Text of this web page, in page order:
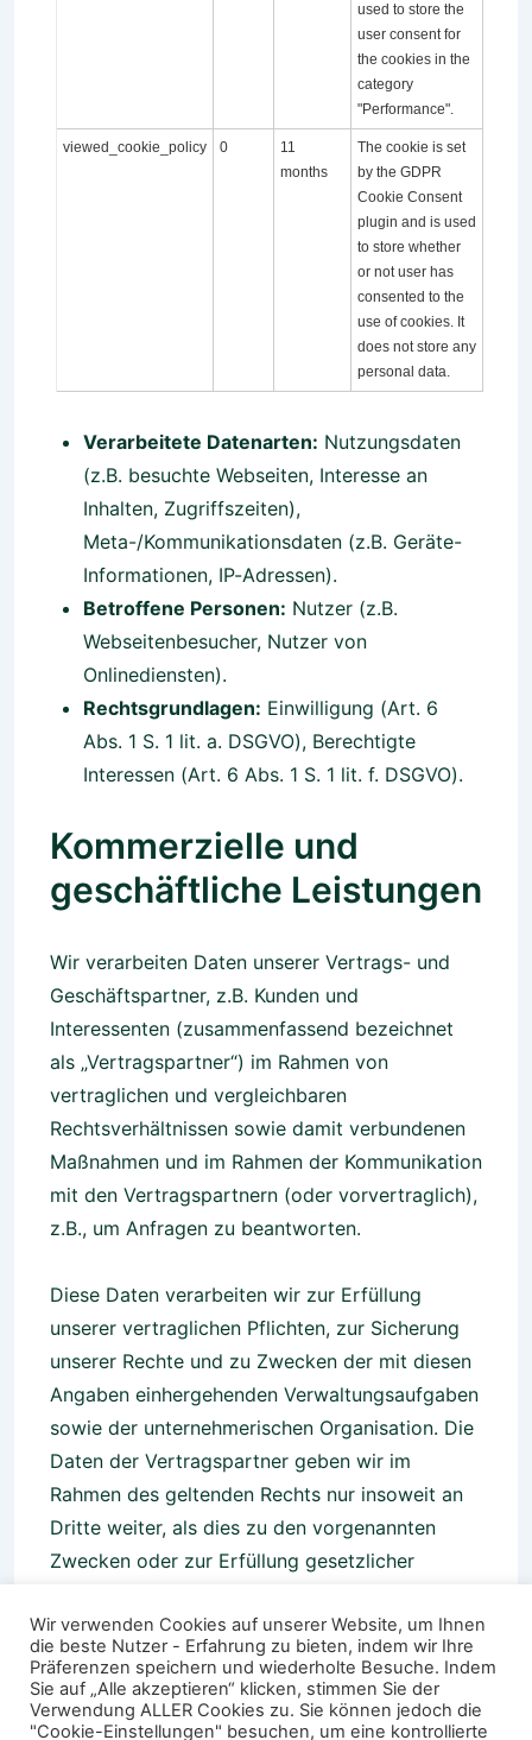
used to store the
user consent for
the cookies in the
category
"Performance".
viewed_cookie_policy 0
11
months
The cookie is set
by the GDPR
Cookie Consent
plugin and is used
to store whether
or not user has
consented to the
use of cookies. It
does not store any
personal data.
Verarbeitete Datenarten: Nutzungsdaten
(z.B. besuchte Webseiten, Interesse an
Inhalten, Zugriffszeiten),
Meta-/Kommunikationsdaten (z.B. Geräte-
Informationen, IP-Adressen).
Betroffene Personen: Nutzer (z.B.
Webseitenbesucher, Nutzer von
Onlinediensten).
Rechtsgrundlagen: Einwilligung (Art. 6
Abs. 1 S. 1 lit. a. DSGVO), Berechtigte
Interessen (Art. 6 Abs. 1 S. 1 lit. f. DSGVO).
Kommerzielle und
geschäftliche Leistungen
Wir verarbeiten Daten unserer Vertrags- und
Geschäftspartner, z.B. Kunden und
Interessenten (zusammenfassend bezeichnet
als „Vertragspartner“) im Rahmen von
vertraglichen und vergleichbaren
Rechtsverhältnissen sowie damit verbundenen
Maßnahmen und im Rahmen der Kommunikation
mit den Vertragspartnern (oder vorvertraglich),
z.B., um Anfragen zu beantworten.
Diese Daten verarbeiten wir zur Erfüllung
unserer vertraglichen Pflichten, zur Sicherung
unserer Rechte und zu Zwecken der mit diesen
Angaben einhergehenden Verwaltungsaufgaben
sowie der unternehmerischen Organisation. Die
Daten der Vertragspartner geben wir im
Rahmen des geltenden Rechts nur insoweit an
Dritte weiter, als dies zu den vorgenannten
Zwecken oder zur Erfüllung gesetzlicher
der betroffenen Personen erfolgt (z.B. an
beteiligte Telekommunikations-, Transport- und
sonstige Hilfsdienste sowie Subunternehmer,
Banken, Steuer- und Rechtsberater,
Wir verwenden Cookies auf unserer Website, um Ihnen
die beste Nutzer - Erfahrung zu bieten, indem wir Ihre
Präferenzen speichern und wiederholte Besuche. Indem
Sie auf „Alle akzeptieren“ klicken, stimmen Sie der
Verwendung ALLER Cookies zu. Sie können jedoch die
"Cookie-Einstellungen" besuchen, um eine kontrollierte